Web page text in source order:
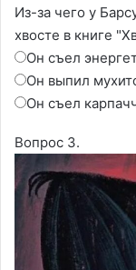
Из-за чего у
хвосте в книге
Он съел
Он выпил
Он съел
Вопрос 3.